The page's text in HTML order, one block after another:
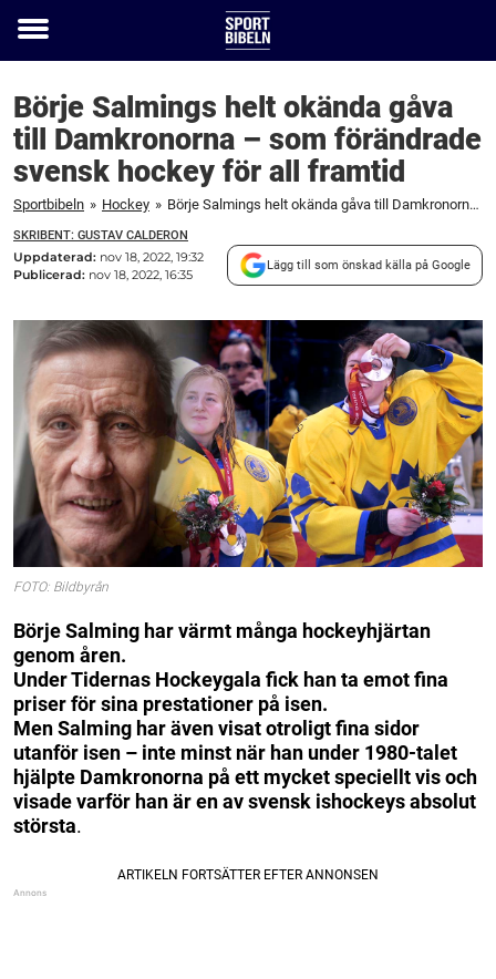
Toggle
Börje Salmings helt okända gåva
till Damkronorna – som förändrade
svensk hockey för all framtid
Sportbibeln » Hockey » Börje Salmings helt okända gåva till Damkronorna – som förändrade svensk hockey för all framtid
SKRIBENT: GUSTAV CALDERON
Uppdaterad: nov 18, 2022, 19:32
Publicerad: nov 18, 2022, 16:35
Lägg till som önskad källa på Google
FOTO: Bildbyrån
Börje Salming har värmt många hockeyhjärtan
genom åren.
Under Tidernas Hockeygala fick han ta emot fina
priser för sina prestationer på isen.
Men Salming har även visat otroligt fina sidor
utanför isen – inte minst när han under 1980-talet
hjälpte Damkronorna på ett mycket speciellt visoch
visade varför han är en av svensk ishockeys absolut
största.